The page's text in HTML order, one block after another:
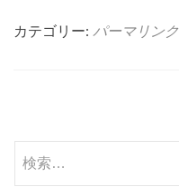
カテゴリー: パーマリンク
稿
ナ
索: